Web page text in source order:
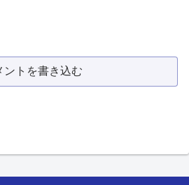
ントを書き込む